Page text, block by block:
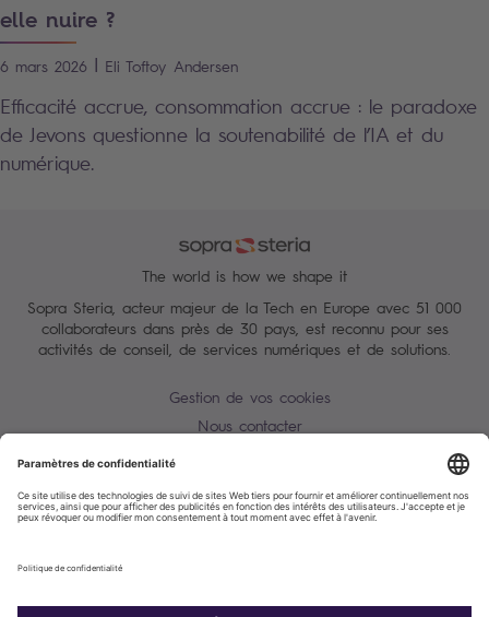
elle nuire ?
6 mars 2026 | Eli Toftoy Andersen
Efficacité accrue, consommation accrue : le paradoxe
de Jevons questionne la soutenabilité de l’IA et du
numérique.
The world is how we shape it
Sopra Steria, acteur majeur de la Tech en Europe avec 51 000
collaborateurs dans près de 30 pays, est reconnu pour ses
activités de conseil, de services numériques et de solutions.
Gestion de vos cookies
Nous contacter
Alerte Tentative d'escroquerie / usurpation d'identité
Accessibilité : partiellement conforme